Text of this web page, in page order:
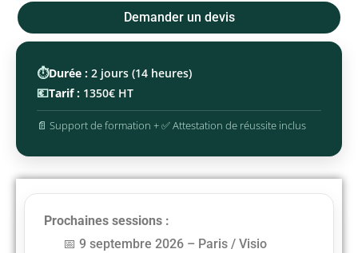
Demander un devis
⏱️Durée : 2 jours (14 heures)
💶Tarif : 1350€ HT
📄 Support de formation + ✅ Attestation de réussite inclus
Prochaines sessions :
9 septembre 2026 – Paris / Visio